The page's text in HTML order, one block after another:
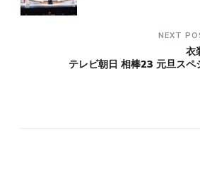
Navigation
NEXT
衣
テレビ朝日 相棒23 元旦スペ